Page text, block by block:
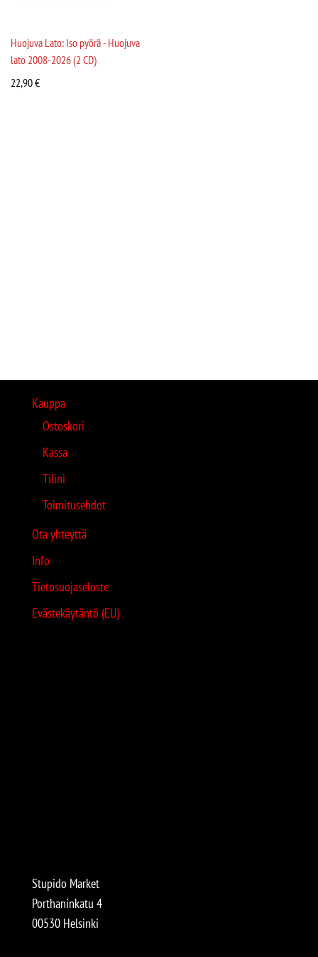
Huojuva Lato: Iso pyörä - Huojuva
lato 2008-2026 (2 CD)
22,90€
Kauppa
Ostoskori
Kassa
Tilini
Toimitusehdot
Ota yhteyttä
Info
Tietosuojaseloste
Evästekäytäntö (EU)
Stupido Market
Porthaninkatu 4
00530 Helsinki